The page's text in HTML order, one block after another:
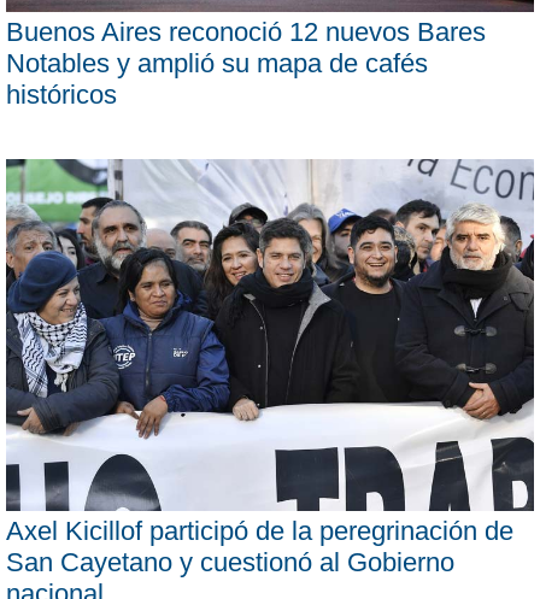
Buenos Aires reconoció 12 nuevos Bares
Notables y amplió su mapa de cafés
históricos
Axel Kicillof participó de la peregrinación de
San Cayetano y cuestionó al Gobierno